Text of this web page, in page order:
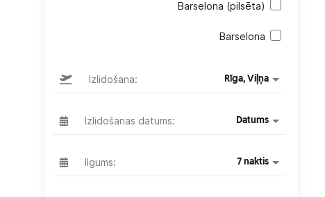
Barselona (pilsēta)
Barselona
Izlidošana: Rīga, Viļņa
Izlidošanas datums: Datums
Ilgums: 7 naktis